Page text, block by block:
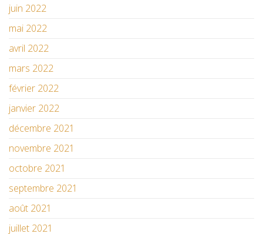
juin 2022
mai 2022
avril 2022
mars 2022
février 2022
janvier 2022
décembre 2021
novembre 2021
octobre 2021
septembre 2021
août 2021
juillet 2021